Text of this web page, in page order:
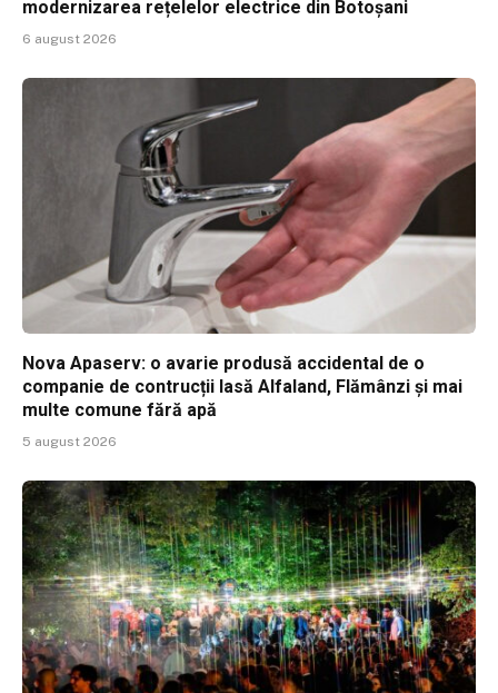
modernizarea rețelelor electrice din Botoșani
6 august 2026
Nova Apaserv: o avarie produsă accidental de o
companie de contrucții lasă Alfaland, Flămânzi și mai
multe comune fără apă
5 august 2026